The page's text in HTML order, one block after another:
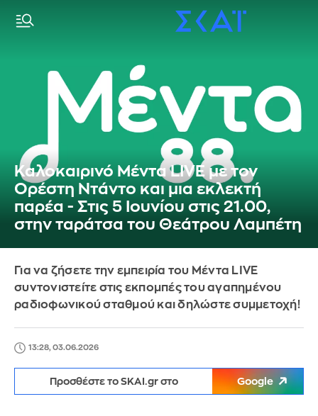
Καλοκαιρινό Μέντα LIVE με τον
Ορέστη Ντάντο και μια εκλεκτή
παρέα - Στις 5 Ιουνίου στις 21.00,
στην ταράτσα του Θεάτρου Λαμπέτη
Για να ζήσετε την εμπειρία του Μέντα LIVE
συντονιστείτε στις εκπομπές του αγαπημένου
ραδιοφωνικού σταθμού και δηλώστε συμμετοχή!
13:28, 03.06.2026
Προσθέστε το SKAI.gr στο Google